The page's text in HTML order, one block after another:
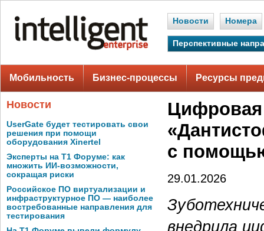
Новости Номера
Перспективные
Мобильность Бизнес-процессы Ресурсы
Новости
UserGate будет тестировать свои
решения при помощи
оборудования Xinertel
Эксперты на Т1 Форуме: как
множить ИИ-возможности,
сокращая риски
Российское ПО виртуализации и
инфраструктурное ПО — наиболее
востребованные направления для
тестирования
Цифровая
с
29.01.2026
внедрила